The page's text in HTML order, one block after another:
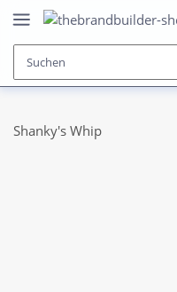
Shanky's Whip